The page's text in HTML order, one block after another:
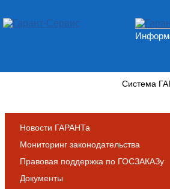
Система
Новости ГАРАНТа
Мониторинг законодательства
Правовая поддержка по ГОСЗАКАЗу
Документы